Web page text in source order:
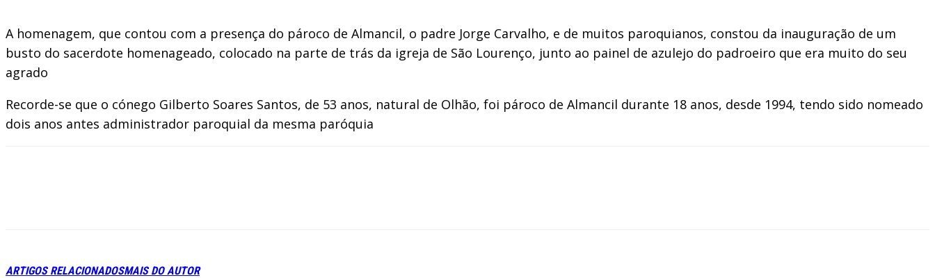
A homenagem, que contou com a presença do pároco de Almancil, o padre Jorge Carvalho, e de muitos paroquianos, constou da inauguração de um
busto do sacerdote homenageado, colocado na parte de trás da igreja de São Lourenço, junto ao painel de azulejo do padroeiro que era muito do seu
agrado
Recorde-se que o cónego Gilberto Soares Santos, de 53 anos, natural de Olhão, foi pároco de Almancil durante 18 anos, desde 1994, tendo sido nomeado
dois anos antes administrador paroquial da mesma paróquia
ARTIGOS RELACIONADOSMAIS DO AUTOR